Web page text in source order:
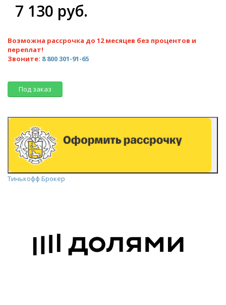
7 130 руб.
Возможна рассрочка до 12 месяцев без процентов и
переплат!
Звоните: 8 800 301-91-65
Под заказ
Тинькофф Брокер